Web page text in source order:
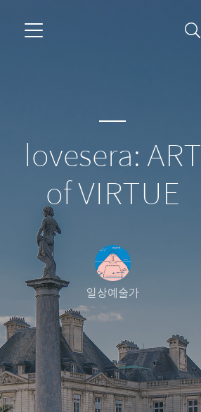
lovesera: ART
of VIRTUE
일상예술가